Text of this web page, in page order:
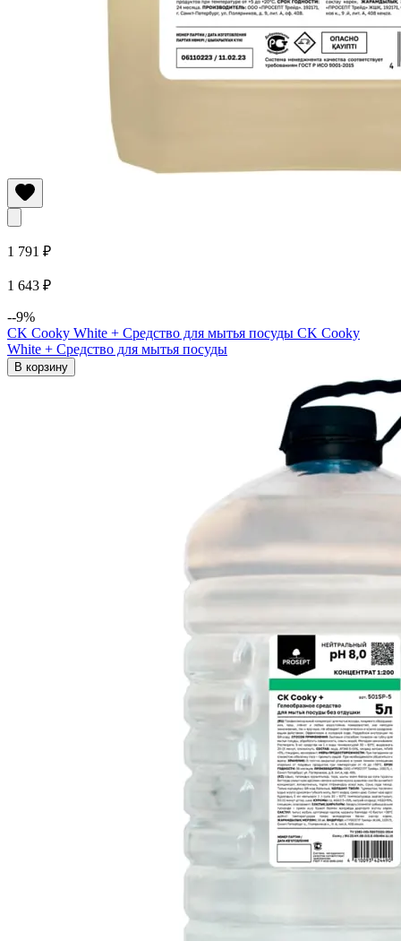
1 791 ₽
1 643 ₽
--9%
CK Cooky White + Средство для мытья посуды CK Cooky
White + Средство для мытья посуды
В корзину